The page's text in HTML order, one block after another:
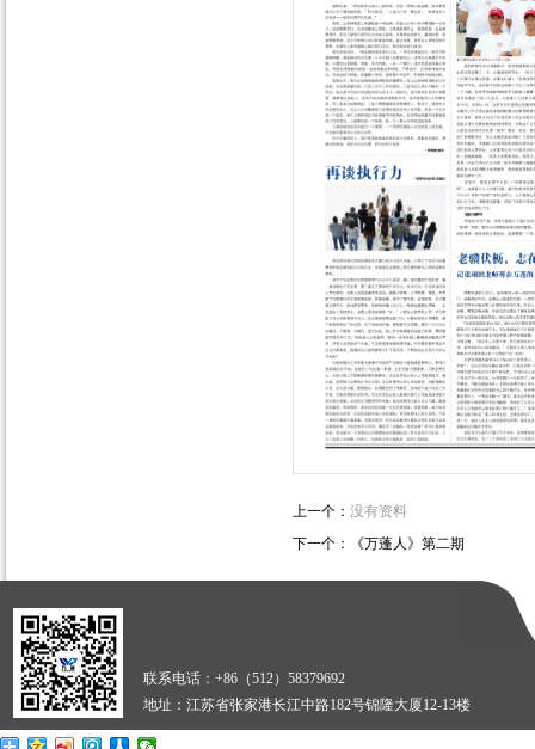
上一个： 没有资料
下一个：
《万蓬人》第二期
联系电话：+86（512）58379692
地址：江苏省张家港长江中路182号锦隆大厦12-13楼